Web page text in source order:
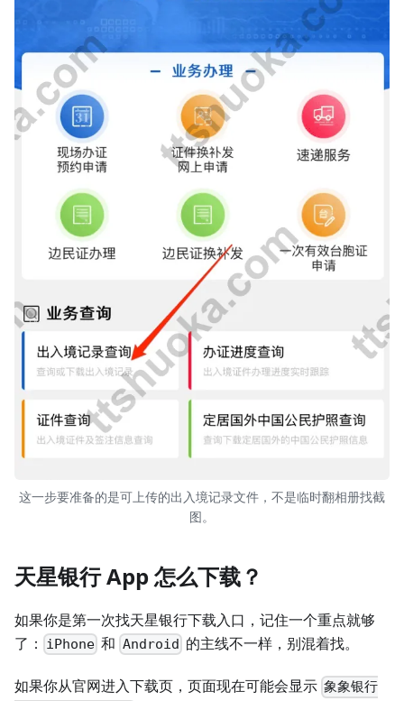
这一步要准备的是可上传的出入境记录文件，不是临时翻相册找截
图。
天星银行 App 怎么下载？
如果你是第一次找天星银行下载入口，记住一个重点就够
了：
iPhone 和 Android 的主线不一样，别混着找。
如果你从官网进入下载页，页面现在可能会显示 象象银行